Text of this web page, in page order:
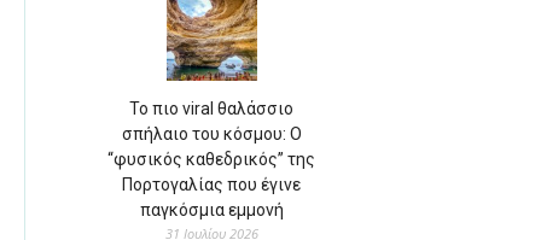
Το πιο viral θαλάσσιο
σπήλαιο του κόσμου: Ο
“φυσικός καθεδρικός” της
Πορτογαλίας που έγινε
παγκόσμια εμμονή
31 Ιουλίου 2026